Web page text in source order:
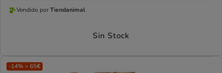
opiniones
a
Vendido
Vendido porTiendanimal
Sin Stock
-14% > 65€